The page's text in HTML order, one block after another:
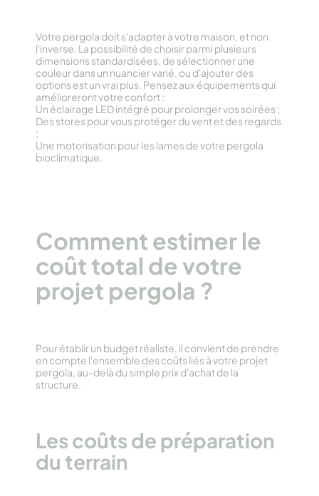
Votre pergola doit s'adapter à votre maison, et non
l'inverse. La possibilité de choisir parmi plusieurs
dimensions standardisées, de sélectionner une
couleur dans un nuancier varié, ou d'ajouter des
options est un vrai plus. Pensez aux équipements qui
amélioreront votre confort :
Un éclairage LED intégré pour prolonger vos soirées ;
Des stores pour vous protéger du vent et des regards
;
Une motorisation pour les lames de votre pergola
bioclimatique.
Comment estimer le
coût total de votre
projet pergola ?
Pour établir un budget réaliste, il convient de prendre
en compte l'ensemble des coûts liés à votre projet
pergola, au-delà du simple prix d'achat de la
structure.
Les coûts de préparation
du terrain